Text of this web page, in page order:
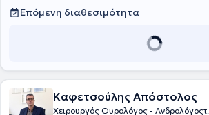
Επόμενη διαθεσιμότητα
Καφετσούλης Απόστολος
Χειρουργός Ουρολόγος -